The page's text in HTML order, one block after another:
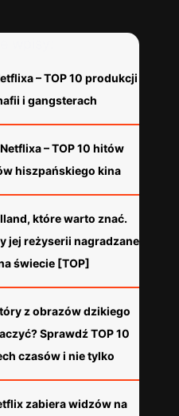
– TOP 10 produkcji
i gangsterach
– TOP 10 hitów
hiszpańskiego kina
które warto znać.
jej reżyserii nagradzane
świecie [TOP]
z obrazów dzikiego
Sprawdź TOP 10
czasów i nie tylko
zabiera widzów na